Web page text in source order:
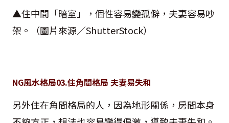
▲住中間「暗室」，個性容易變孤僻，夫妻容易吵
架。（圖片來源／ShutterStock）
NG風水格局03.住角間格局 夫妻易失和
另外住在角間格局的人，因為地形關係，房間本身